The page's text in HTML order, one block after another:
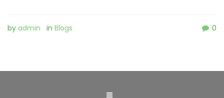
by admin in Blogs 0